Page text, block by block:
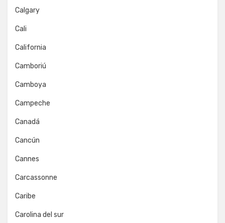
Calgary
Cali
California
Camboriú
Camboya
Campeche
Canadá
Cancún
Cannes
Carcassonne
Caribe
Carolina del sur